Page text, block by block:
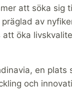
att söka sig
av
öka
en plats
och